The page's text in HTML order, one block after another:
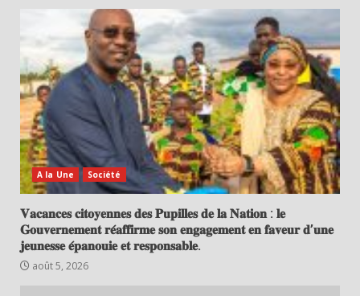
A la Une Société
𝐕𝐚𝐜𝐚𝐧𝐜𝐞𝐬 𝐜𝐢𝐭𝐨𝐲𝐞𝐧𝐧𝐞𝐬 𝐝𝐞𝐬 𝐏𝐮𝐩𝐢𝐥𝐥𝐞𝐬 𝐝𝐞 𝐥𝐚 𝐍𝐚𝐭𝐢𝐨𝐧 : 𝐥𝐞
𝐆𝐨𝐮𝐯𝐞𝐫𝐧𝐞𝐦𝐞𝐧𝐭 𝐫𝐞́𝐚𝐟𝐟𝐢𝐫𝐦𝐞 𝐬𝐨𝐧 𝐞𝐧𝐠𝐚𝐠𝐞𝐦𝐞𝐧𝐭 𝐞𝐧 𝐟𝐚𝐯𝐞𝐮𝐫 𝐝’𝐮𝐧𝐞
𝐣𝐞𝐮𝐧𝐞𝐬𝐬𝐞 𝐞́𝐩𝐚𝐧𝐨𝐮𝐢𝐞 𝐞𝐭 𝐫𝐞𝐬𝐩𝐨𝐧𝐬𝐚𝐛𝐥𝐞.
août 5, 2026